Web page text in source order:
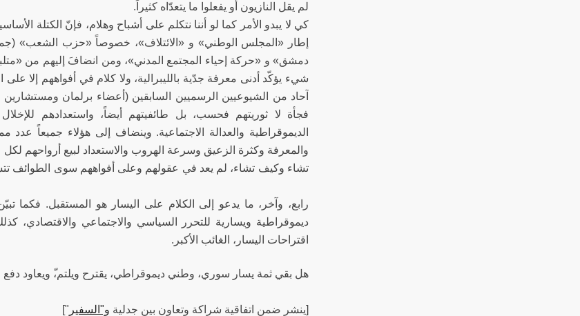
لم يقل النازيون أو يفعلوا ما
كي لا يبدو الأمر كما لو أننا نتكلم على أشباح وهلام، فإنّ الكتلة
إطار «المجلس الوطني» و «الائتلاف»، خصوصاً «حزب الشعب»
دمشق» و «حركة إحياء المجتمع المدني»، ومن انضافَ إليهم من
شيء يؤكّد أدنى معرفة جدّية بالليبرالية، ولا كلام في أفواههم إلا
آحاد من الشيوعيين الرسميين السابقين (أعضاء برلمان
فجأة لا ثوريتهم فحسب، بل طائفيتهم أيضاً، واستعدادهم
الديموقراطية والعدالة الاجتماعية. وينضاف إلى هؤلاء جميعاً عدد
والمعرفة وكثرة الزعيق وسرعة الهروب والاستعداد لبيع أرواحهم
تشاء وكيف تشاء، لم يعد في عقولهم وعلى أفواههم سوى الطوائف
رابع، وآخر، ما يدعو إلى الكلام على اليسار هو المستقبل. فكما
ديموقراطية ويسارية للتحرر السياسي والاجتماعي والاقتصادي،
اقتراحات اليسار، الغائب الأكبر.
هل بقي ثمة يسار سوري، وطني ديموقراطي، يقترح ويلتم،ّ ويعاود
[ينشر ضمن اتفاقية شراكة وتعاون بين جدلية و"السفير "]